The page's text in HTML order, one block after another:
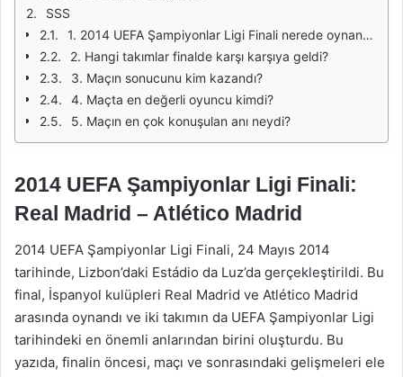
SSS
1. 2014 UEFA Şampiyonlar Ligi Finali nerede oynandı?
2. Hangi takımlar finalde karşı karşıya geldi?
3. Maçın sonucunu kim kazandı?
4. Maçta en değerli oyuncu kimdi?
5. Maçın en çok konuşulan anı neydi?
2014 UEFA Şampiyonlar Ligi Finali:
Real Madrid – Atlético Madrid
2014 UEFA Şampiyonlar Ligi Finali, 24 Mayıs 2014
tarihinde, Lizbon’daki Estádio da Luz’da gerçekleştirildi. Bu
final, İspanyol kulüpleri Real Madrid ve Atlético Madrid
arasında oynandı ve iki takımın da UEFA Şampiyonlar Ligi
tarihindeki en önemli anlarından birini oluşturdu. Bu
yazıda, finalin öncesi, maçı ve sonrasındaki gelişmeleri ele